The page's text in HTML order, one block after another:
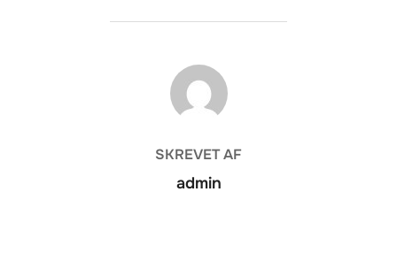
FORFATTER
SKREVET AF
admin